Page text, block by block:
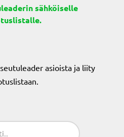
sähköiselle
asioista ja liity